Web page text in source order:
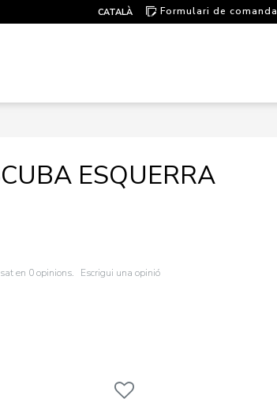
CATALÀ Formulari de comanda
ESQUERRA
en 0 opinions. Escrigui una opinió